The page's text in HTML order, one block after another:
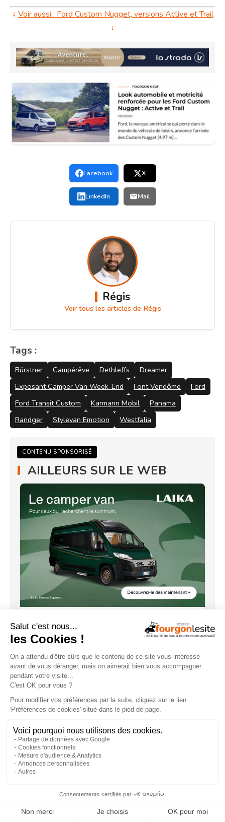
↓ Voir aussi : Ford Custom Nugget, versions Active et Trail
↓
Facebook X
LinkedIn Mail
Régis
Voir tous les articles de Régis
Tags :
Bürstner Campérêve Dethleffs
Dreamer
Exposant Camper Van Week-End
Font Vendôme
Ford
Ford Transit Custom
Karmann Mobil
Panama
Randger
Stylevan Emotion Westfalia
CONTENU SPONSORISÉ
AILLEURS SUR LE WEB
Configurez dès maintenant votre
fourgon Laïka !
La nouvelle vidéo Stylevan fait le buzz !